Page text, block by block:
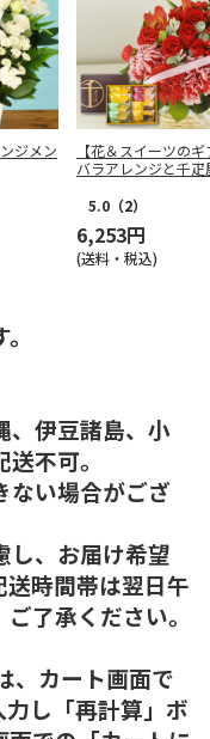
ジメン
【花＆スイーツの
バラアレンジと千疋
ド系）
5.0 （2）
6,253円
(送料・税込)
伊豆諸島、小
不可。
い場合がござ
、お届け希望
送時間帯は翌日午
了承ください。
、カート画面で
力し「再計算」ボ